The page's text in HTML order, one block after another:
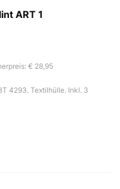
ART 1
€ 28,95
4293. Textilhülle. Inkl. 3